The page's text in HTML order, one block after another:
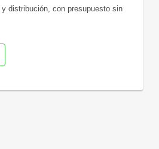
distribución, con presupuesto sin